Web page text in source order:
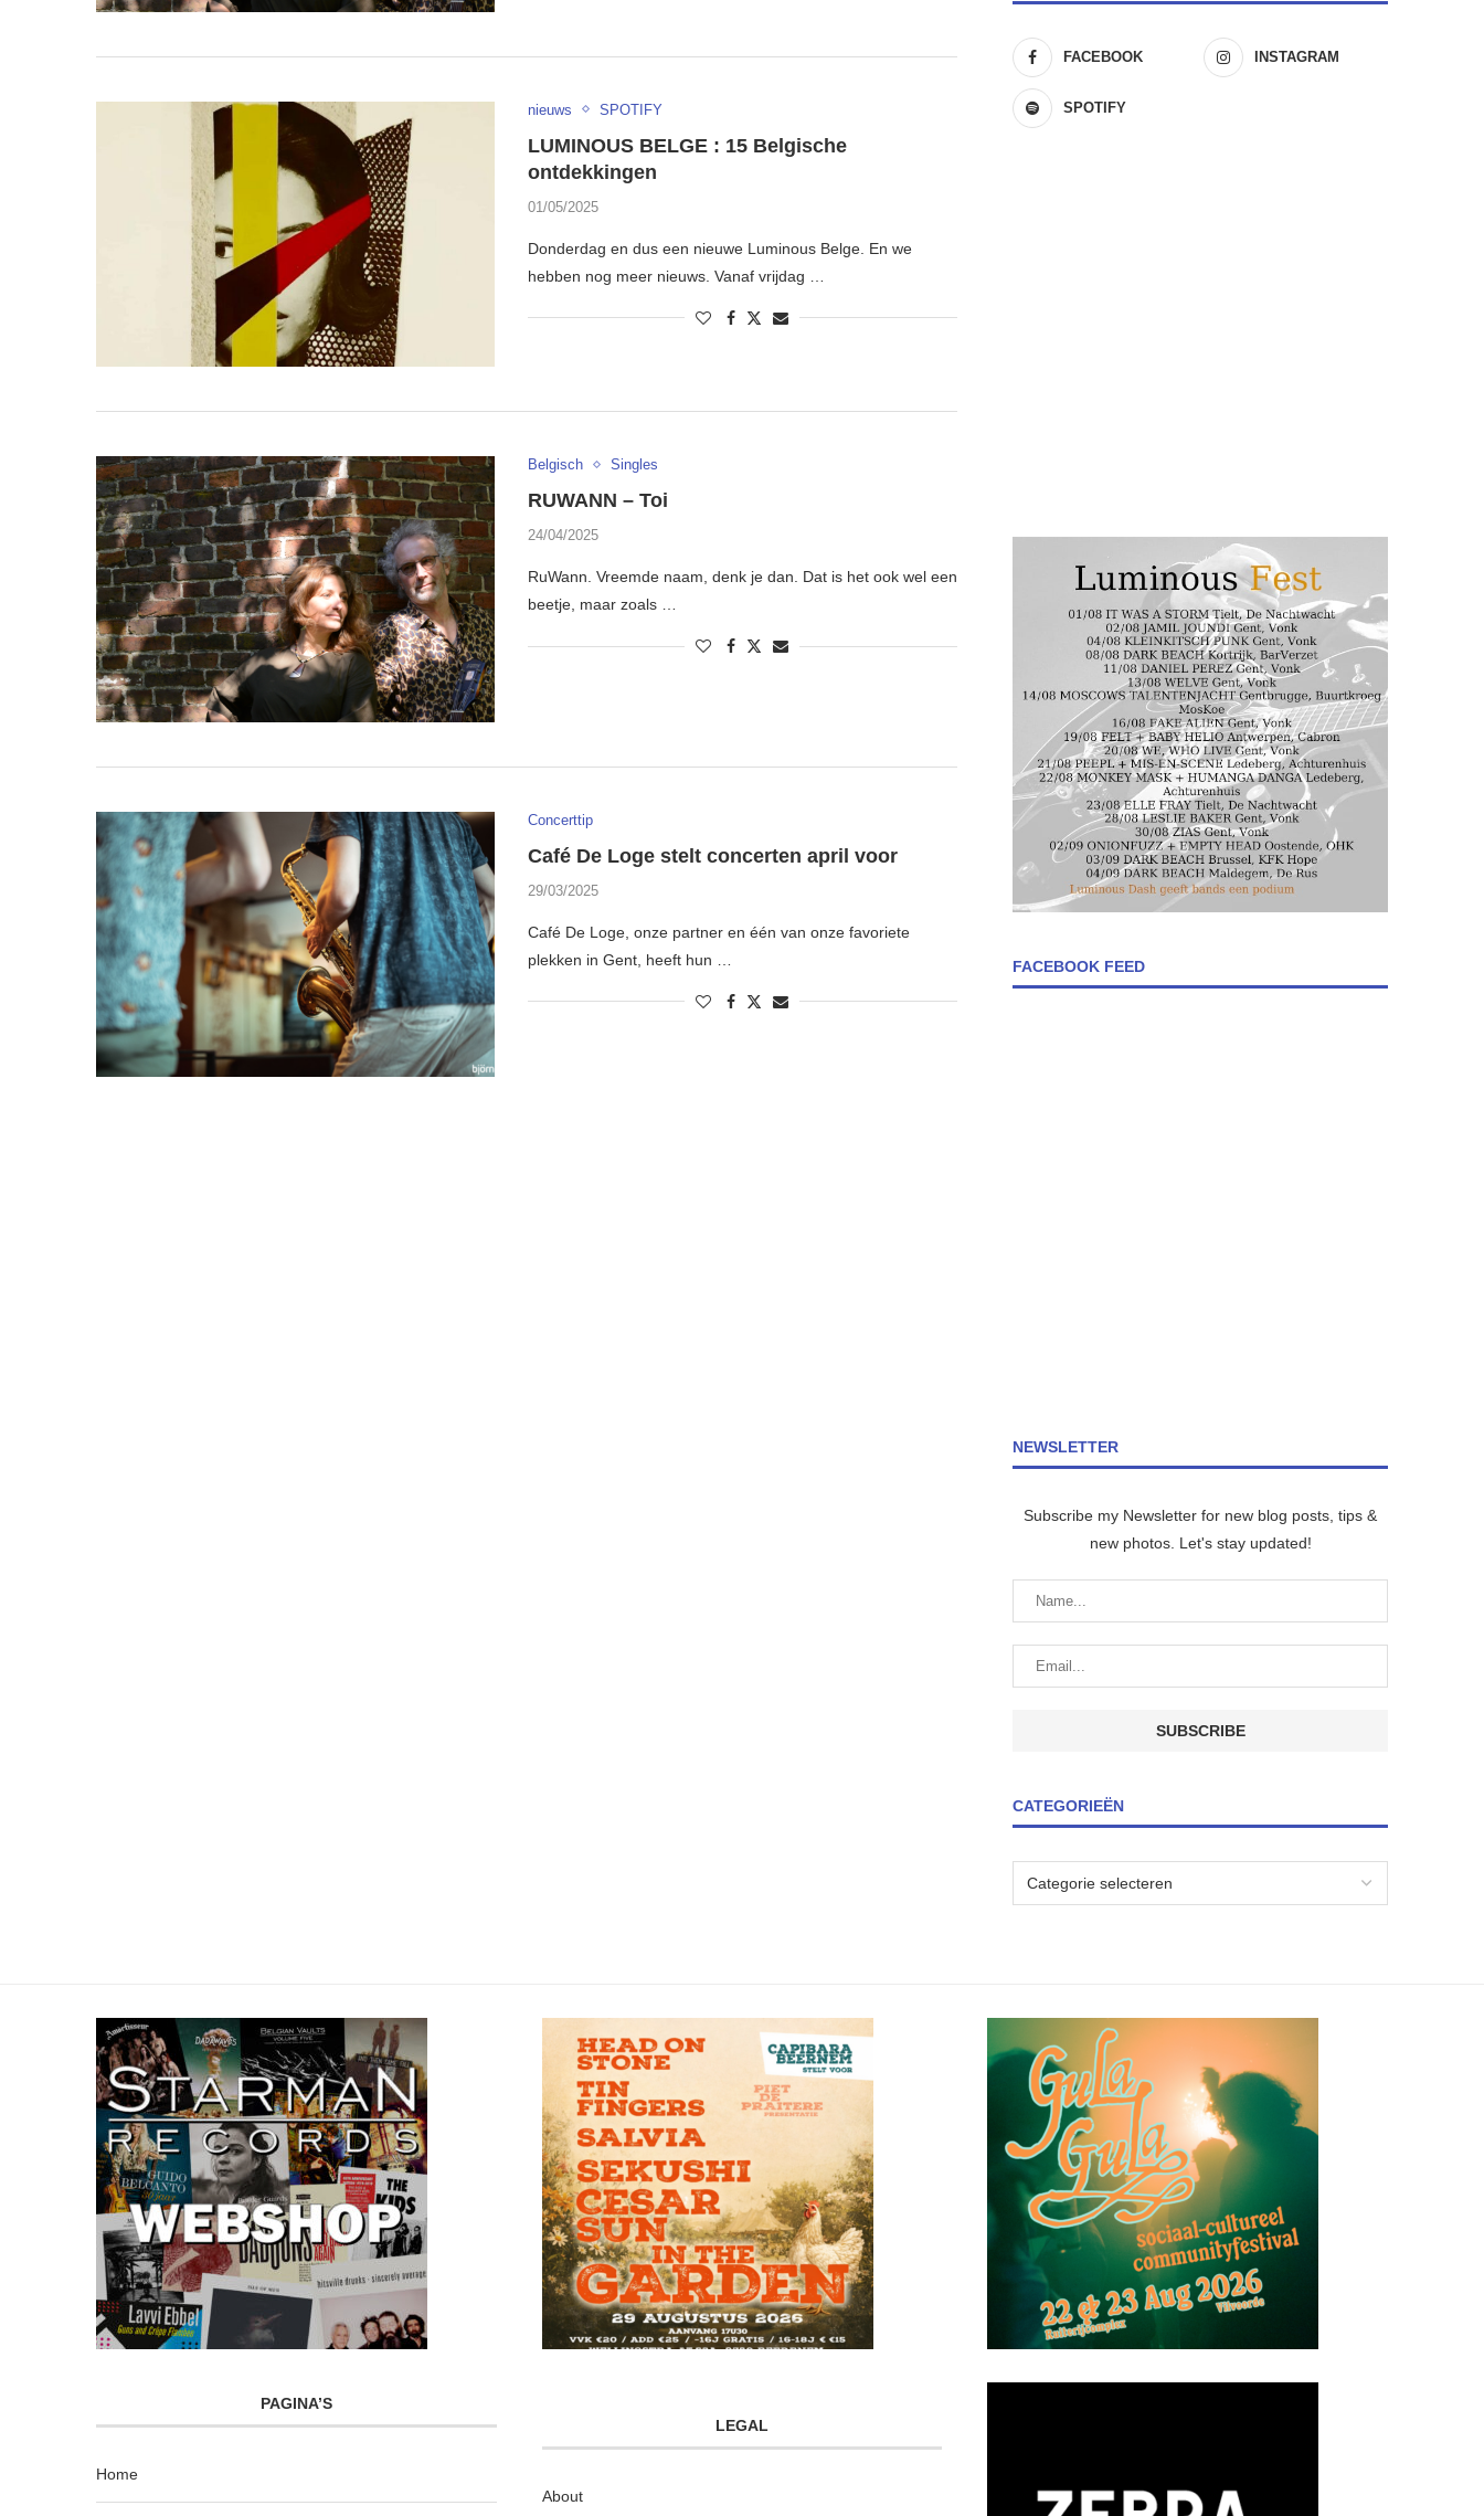
nieuws SPOTIFY
LUMINOUS BELGE : 15 Belgische
ontdekkingen
01/05/2025
Donderdag en dus een nieuwe Luminous Belge. En we
hebben nog meer nieuws. Vanaf vrijdag …
Belgisch Singles
RUWANN – Toi
24/04/2025
RuWann. Vreemde naam, denk je dan. Dat is het ook wel een
beetje, maar zoals …
Concerttip
Café De Loge stelt concerten april voor
29/03/2025
Café De Loge, onze partner en één van onze favoriete
plekken in Gent, heeft hun …
FACEBOOK INSTAGRAM
SPOTIFY
FACEBOOK FEED
NEWSLETTER
Subscribe my Newsletter for new blog posts, tips &
new photos. Let's stay updated!
CATEGORIEËN
PAGINA’S
Home
LEGAL
About